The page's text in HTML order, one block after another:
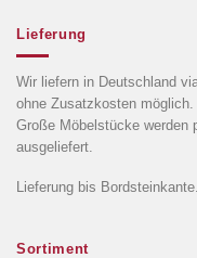
Lieferung
Wir liefern in Deutschland
ohne Zusatzkosten möglich.
Große Möbelstücke werden
ausgeliefert.
Lieferung bis Bordsteinkante.
Sortiment